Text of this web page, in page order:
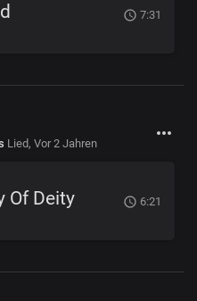
7:31
Lied, Vor 2 Jahren
Of Deity 6:21